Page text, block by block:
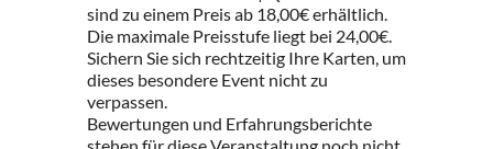
sind zu einem Preis ab 18,00€ erhältlich.
Die maximale Preisstufe liegt bei 24,00€.
Sichern Sie sich rechtzeitig Ihre Karten, um
dieses besondere Event nicht zu
verpassen.
Bewertungen und Erfahrungsberichte